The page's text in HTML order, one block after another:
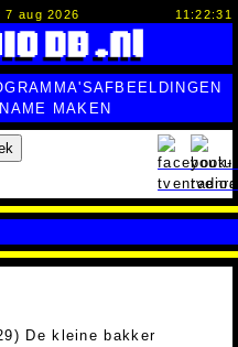
7 aug 2026 11:22:32
AFBEELDINGEN
MAKEN
De kleine bakker